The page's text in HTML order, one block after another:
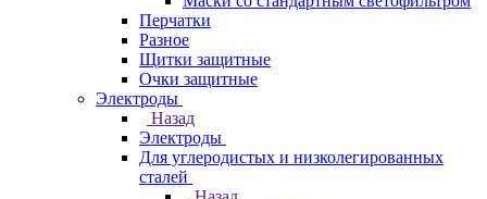
Перчатки
Разное
Щитки защитные
Очки защитные
Электроды
Назад
Электроды
Для углеродистых и низколегированных
сталей